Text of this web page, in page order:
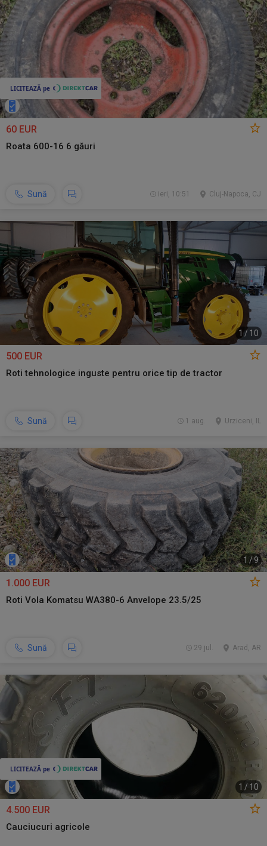
60 EUR
Roata 600-16 6 găuri
Sună Cluj-Napoca, CJ
ieri, 10:51
1 / 10
500 EUR
Roti tehnologice inguste pentru orice tip de tractor
Sună Urziceni, IL
1 aug.
1 /9
1.000 EUR
Roti Vola Komatsu WA380-6 Anvelope 23.5/25
Sună Arad, AR
29 jul.
1 / 10
4.500 EUR
Cauciucuri agricole